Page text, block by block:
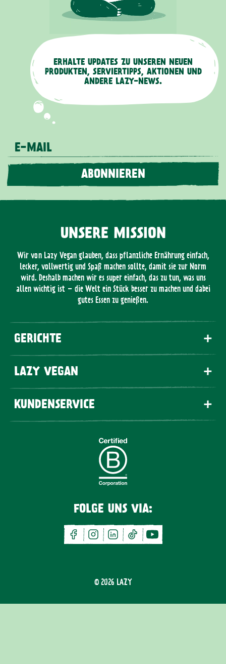
ERHALTE UPDATES ZU UNSEREN NEUEN
PRODUKTEN, SERVIERTIPPS, AKTIONEN UND
ANDERE LAZY-NEWS.
E-MAIL
ABONNIEREN
UNSERE MISSION
Wir von Lazy Vegan glauben, dass pflanzliche Ernährung einfach,
lecker, vollwertig und Spaß machen sollte, damit sie zur Norm
wird. Deshalb machen wir es super einfach, das zu tun, was uns
allen wichtig ist – die Welt ein Stück besser zu machen und dabei
gutes Essen zu genießen.
GERICHTE
LAZY VEGAN
KUNDENSERVICE
FOLGE UNS VIA:
facebookinstagramlinkedintiktok youtube
© 2026 LAZY